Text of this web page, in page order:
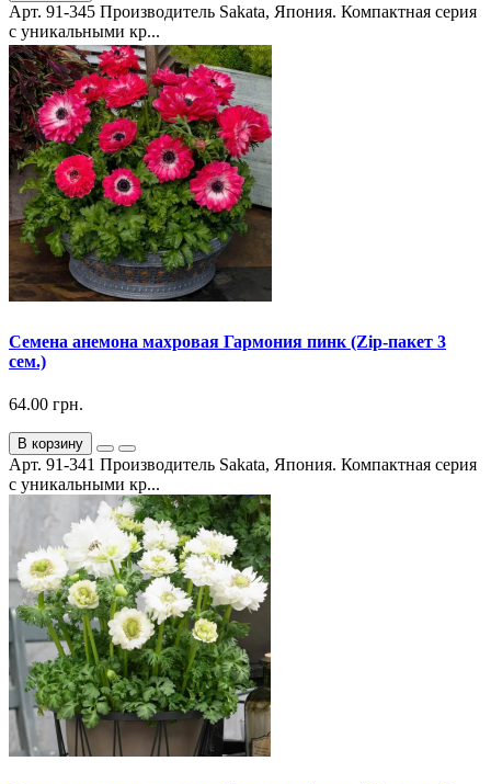
Арт. 91-345 Производитель Sakata, Япония. Компактная серия
с уникальными кр...
Семена анемона махровая Гармония пинк (Zip-пакет 3
сем.)
64.00 грн.
В корзину
Арт. 91-341 Производитель Sakata, Япония. Компактная серия
с уникальными кр...